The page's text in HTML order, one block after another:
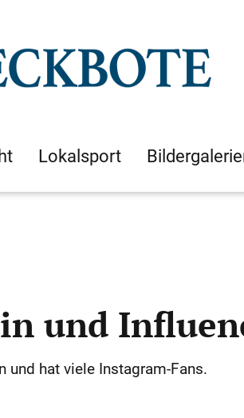
Lokalsport
und
und hat viele Instagram-Fans.